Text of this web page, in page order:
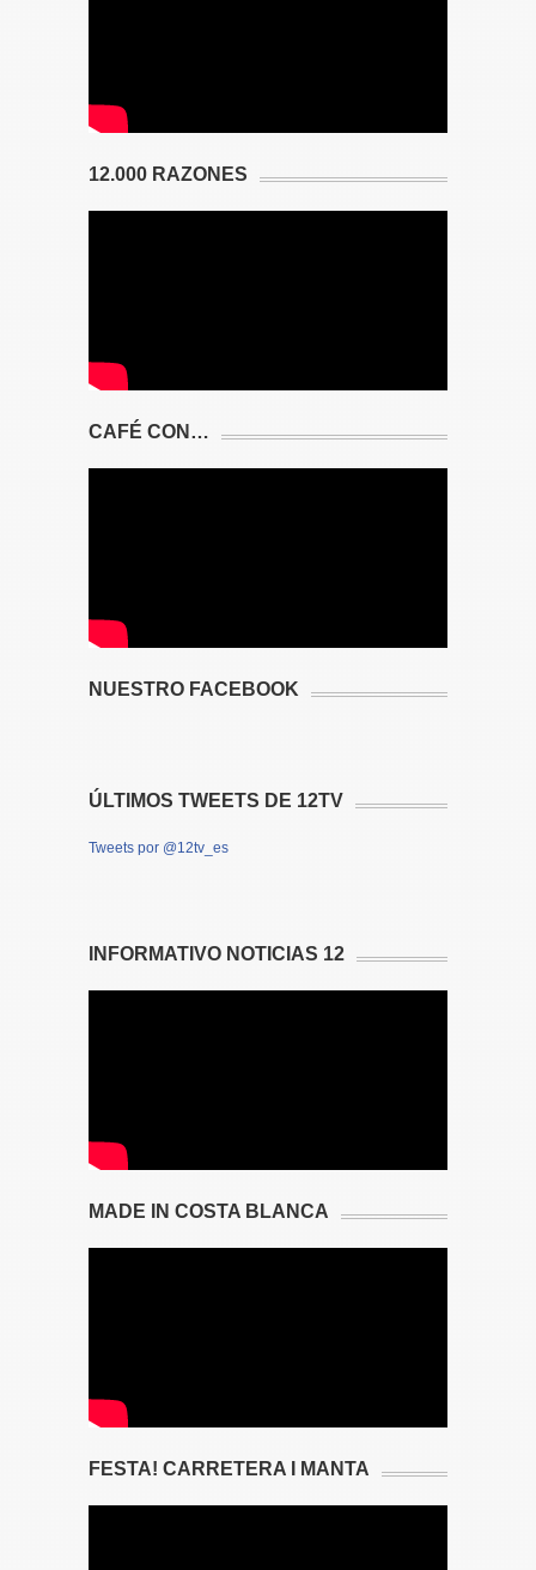
12.000 RAZONES
CAFÉ CON…
NUESTRO FACEBOOK
ÚLTIMOS TWEETS DE 12TV
Tweets por @12tv_es
INFORMATIVO NOTICIAS 12
MADE IN COSTA BLANCA
FESTA! CARRETERA I MANTA